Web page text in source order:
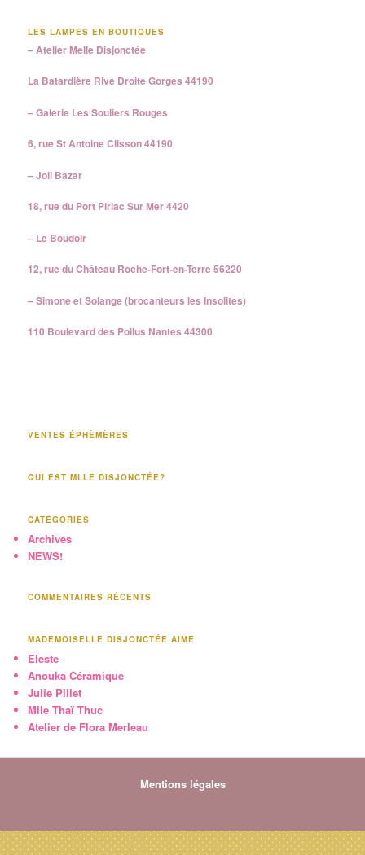
LES LAMPES EN BOUTIQUES
– Atelier Melle Disjonctée
La Batardière Rive Droite Gorges 44190
– Galerie Les Souliers Rouges
6, rue St Antoine Clisson 44190
– Joli Bazar
18, rue du Port Piriac Sur Mer 4420
– Le Boudoir
12, rue du Château Roche-Fort-en-Terre 56220
– Simone et Solange (brocanteurs les Insolites)
110 Boulevard des Poilus Nantes 44300
VENTES ÉPHÈMÈRES
QUI EST MLLE DISJONCTÉE?
CATÉGORIES
Archives
NEWS!
COMMENTAIRES RÉCENTS
MADEMOISELLE DISJONCTÉE AIME
Eleste
Anouka Céramique
Julie Pillet
Mlle Thaï Thuc
Atelier de Flora Merleau
Mentions légales